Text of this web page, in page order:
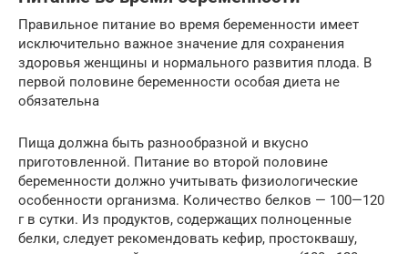
Правильное питание во время беременности имеет
исключительно важное значение для сохранения
здоровья женщины и нормального развития плода. В
первой половине беременности особая диета не
обязательна
Пища должна быть разнообразной и вкусно
приготовленной. Питание во второй половине
беременности должно учитывать физиологические
особенности организма. Количество белков — 100—120
г в сутки. Из продуктов, содержащих полноценные
белки, следует рекомендовать кефир, простоквашу,